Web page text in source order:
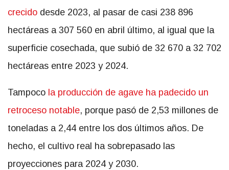
crecido desde 2023, al pasar de casi 238 896
hectáreas a 307 560 en abril último, al igual que la
superficie cosechada, que subió de 32 670 a 32 702
hectáreas entre 2023 y 2024.
Tampoco la producción de agave ha padecido un
retroceso notable, porque pasó de 2,53 millones de
toneladas a 2,44 entre los dos últimos años. De
hecho, el cultivo real ha sobrepasado las
proyecciones para 2024 y 2030.